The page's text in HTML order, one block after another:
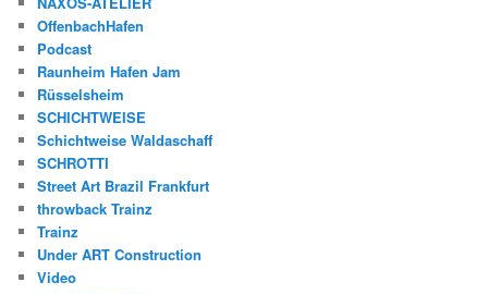
OffenbachHafen
Podcast
Raunheim Hafen Jam
Rüsselsheim
SCHICHTWEISE
Schichtweise Waldaschaff
SCHROTTI
Street Art Brazil Frankfurt
throwback Trainz
Trainz
Under ART Construction
Video